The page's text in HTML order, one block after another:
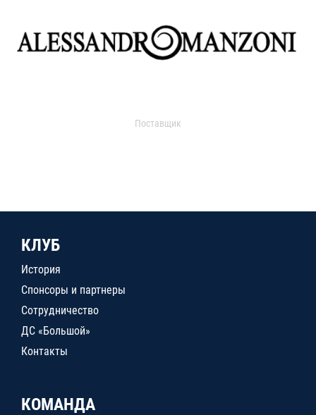
Поставщик
КЛУБ
История
Спонсоры и партнеры
Сотрудничество
ДС «Большой»
Контакты
КОМАНДА